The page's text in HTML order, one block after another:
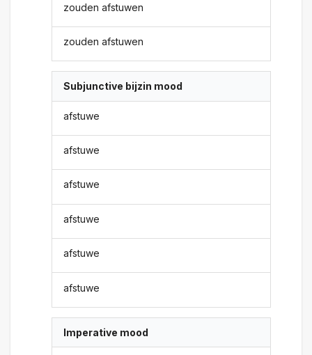
zouden afstuwen
zouden afstuwen
Subjunctive bijzin mood
afstuwe
afstuwe
afstuwe
afstuwe
afstuwe
afstuwe
Imperative mood